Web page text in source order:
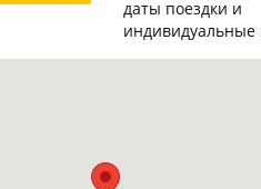
даты поездки и
индивидуальные